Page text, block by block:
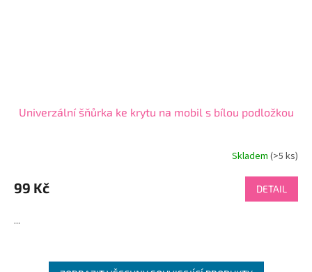
Univerzální šňůrka ke krytu na mobil s bílou podložkou
Skladem (>5 ks)
99 Kč DETAIL
...